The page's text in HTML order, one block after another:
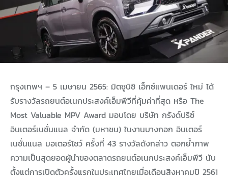
กรุงเทพฯ – 5 เมษายน 2565: มิตซูบิชิ เอ็กซ์แพนเดอร์ ใหม่ ได้
รับรางวัลรถยนต์อเนกประสงค์เอ็มพีวีที่คุ้มค่าที่สุด หรือ The
Most Valuable MPV Award มอบโดย บริษัท กรังด์ปรีซ์
อินเตอร์เนชั่นแนล จำกัด (มหาชน) ในงานบางกอก อินเตอร์
เนชั่นแนล มอเตอร์โชว์ ครั้งที่ 43 รางวัลดังกล่าว ตอกย้ำภาพ
ความเป็นสุดยอดผู้นำของตลาดรถยนต์อเนกประสงค์เอ็มพีวี นับ
ตั้งแต่การเปิดตัวครั้งแรกในประเทศไทยเมื่อเดือนสิงหาคมปี 2561